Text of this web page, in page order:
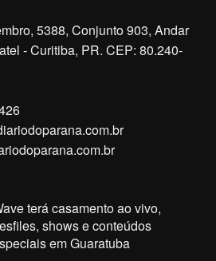
5388, Conjunto 903, Andar
- Curitiba, PR. CEP: 80.240-
terá casamento ao vivo,
shows e conteúdos
em Guaratuba